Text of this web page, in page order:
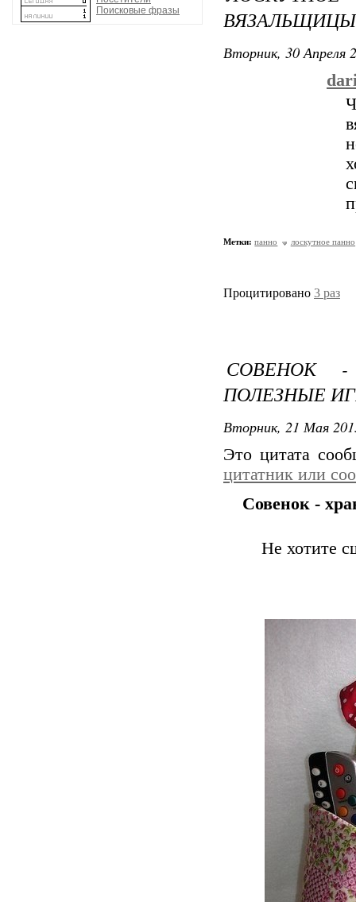
Поисковые фразы
Вторник, 30 Апреля
Метки: панно лоскутное панно
Процитировано 3 раз
СОВЕНОК -
ПОЛЕЗНЫЕ
Вторник, 21 Мая
Это цитата
цитатник или
Совенок -
Не хотите